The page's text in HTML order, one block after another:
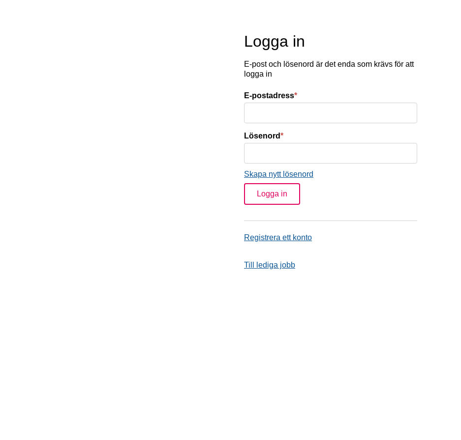
Logga in
E-post och lösenord är det enda som krävs för att
logga in
E-postadress*
Lösenord*
Skapa nytt lösenord
Registrera ett konto
Till lediga jobb